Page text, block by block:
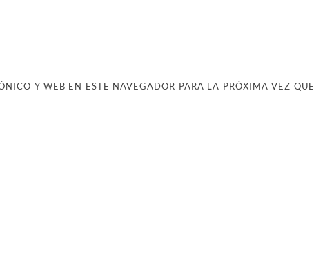
Y WEB EN ESTE NAVEGADOR PARA LA PRÓXIMA VEZ QUE